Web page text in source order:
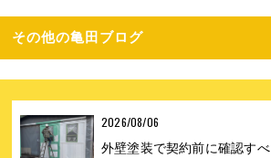
その他の亀田ブログ
2026/08/06
外壁塗装で契約前に確認す